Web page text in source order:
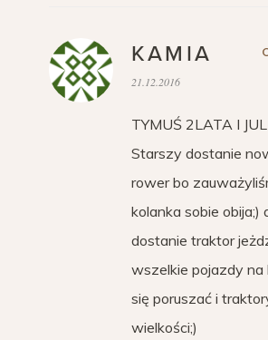
KAMIA
21.12.2016
TYMUŚ 2LATA I
Starszy dostanie
rower bo
kolanka sobie obija;)
dostanie traktor
wszelkie pojazdy na
się poruszać i
wielkości;)